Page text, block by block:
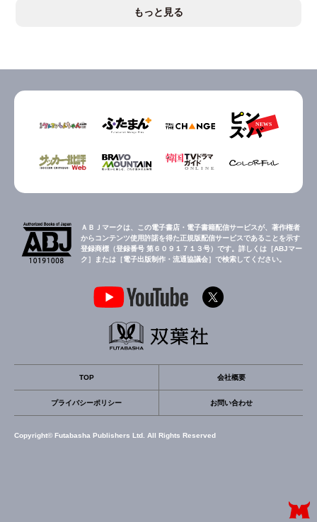
もっと見る
ＡＢＪマークは、この電子書店・電子書籍配信サービスが、著作権者
からコンテンツ使用許諾を得た正規版配信サービスであることを示す
登録商標（登録番号 第６０９１７１３号）です。詳しくは［ABJマー
ク］または［電子出版制作・流通協議会］で検索してください。
TOP 会社概要
プライバシーポリシー お問い合わせ
Copyright© Futabasha Publishers Ltd. All Rights Reserved